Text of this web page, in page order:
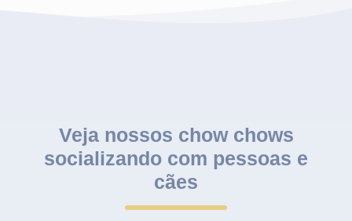
Veja nossos chow chows
socializando com pessoas e
cães